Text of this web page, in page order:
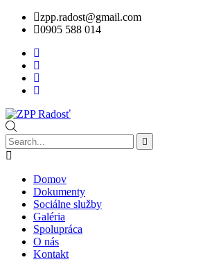
zpp.radost@gmail.com
0905 588 014
Domov
Dokumenty
Sociálne služby
Galéria
Spolupráca
O nás
Kontakt